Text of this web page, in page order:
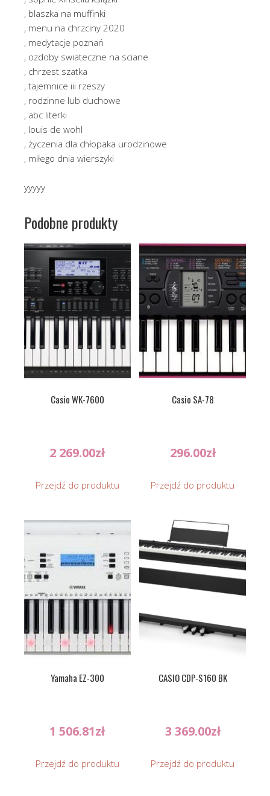
, blaszka na muffinki
, menu na chrzciny 2020
, medytacje poznań
, ozdoby swiateczne na sciane
, chrzest szatka
, tajemnice iii rzeszy
, rodzinne lub duchowe
, abc literki
, louis de wohl
, życzenia dla chłopaka urodzinowe
, miłego dnia wierszyki
yyyyy
Podobne produkty
Casio WK-7600
2 269.00zł
Przejdź do produktu
Casio SA-78
296.00zł
Przejdź do produktu
Yamaha EZ-300
1 506.81zł
Przejdź do produktu
CASIO CDP-S160 BK
3 369.00zł
Przejdź do produktu